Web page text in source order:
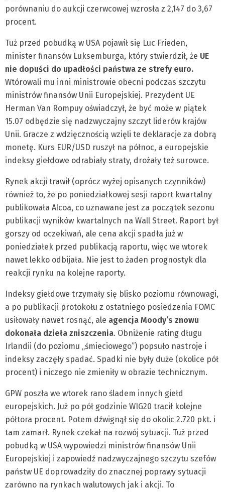
porównaniu do aukcji czerwcowej wzrosła z 2,147 do 3,67
procent.
Tuż przed pobudką w USA pojawił się Luc Frieden,
minister finansów Luksemburga, który stwierdził, że UE
nie dopuści do upadłości państwa ze strefy euro.
Wtórowali mu inni ministrowie obecni podczas szczytu
ministrów finansów Unii Europejskiej. Prezydent UE
Herman Van Rompuy oświadczył, że być może w piątek
15.07 odbędzie się nadzwyczajny szczyt liderów krajów
Unii. Gracze z wdzięcznością wzięli te deklaracje za dobrą
monetę. Kurs EUR/USD ruszył na północ, a europejskie
indeksy giełdowe odrabiały straty, drożały też surowce.
Rynek akcji trawił (oprócz wyżej opisanych czynników)
również to, że po poniedziałkowej sesji raport kwartalny
publikowała Alcoa, co uznawane jest za początek sezonu
publikacji wyników kwartalnych na Wall Street. Raport był
gorszy od oczekiwań, ale cena akcji spadła już w
poniedziałek przed publikacją raportu, więc we wtorek
nawet lekko odbijała. Nie jest to żaden prognostyk dla
reakcji rynku na kolejne raporty.
Indeksy giełdowe trzymały się blisko poziomu równowagi,
a po publikacji protokołu z ostatniego posiedzenia FOMC
usiłowały nawet rosnąć, ale agencja Moody’s znowu
dokonała dzieła zniszczenia. Obniżenie rating długu
Irlandii (do poziomu „śmieciowego”) popsuło nastroje i
indeksy zaczęły spadać. Spadki nie były duże (okolice pół
procent) i niczego nie zmieniły w obrazie technicznym.
GPW poszła we wtorek rano śladem innych giełd
europejskich. Już po pół godzinie WIG20 tracił kolejne
półtora procent. Potem dźwignął się do okolic 2.720 pkt. i
tam zamarł. Rynek czekał na rozwój sytuacji. Tuż przed
pobudką w USA wypowiedzi ministrów finansów Unii
Europejskiej i zapowiedź nadzwyczajnego szczytu szefów
państw UE doprowadziły do znacznej poprawy sytuacji
zarówno na rynkach walutowych jak i akcji. To